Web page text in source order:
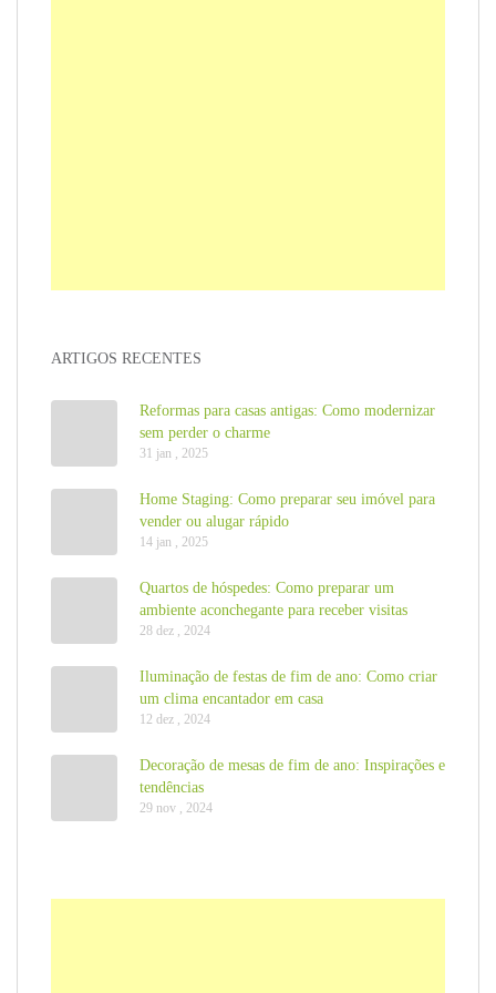
ARTIGOS RECENTES
Reformas para casas antigas: Como modernizar
sem perder o charme
31 jan , 2025
Home Staging: Como preparar seu imóvel para
vender ou alugar rápido
14 jan , 2025
Quartos de hóspedes: Como preparar um
ambiente aconchegante para receber visitas
28 dez , 2024
Iluminação de festas de fim de ano: Como criar
um clima encantador em casa
12 dez , 2024
Decoração de mesas de fim de ano: Inspirações e
tendências
29 nov , 2024